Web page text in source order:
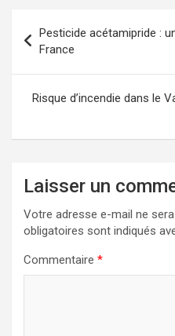
de
l’article
Pesticide acétamipride :
France
Risque d’incendie dans le
Laisser un
Votre adresse e-mail ne
obligatoires sont indiqués
Commentaire *